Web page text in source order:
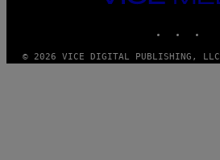
MEDIA
© 2026 VICE DIGITAL PUBLISHING, LLC